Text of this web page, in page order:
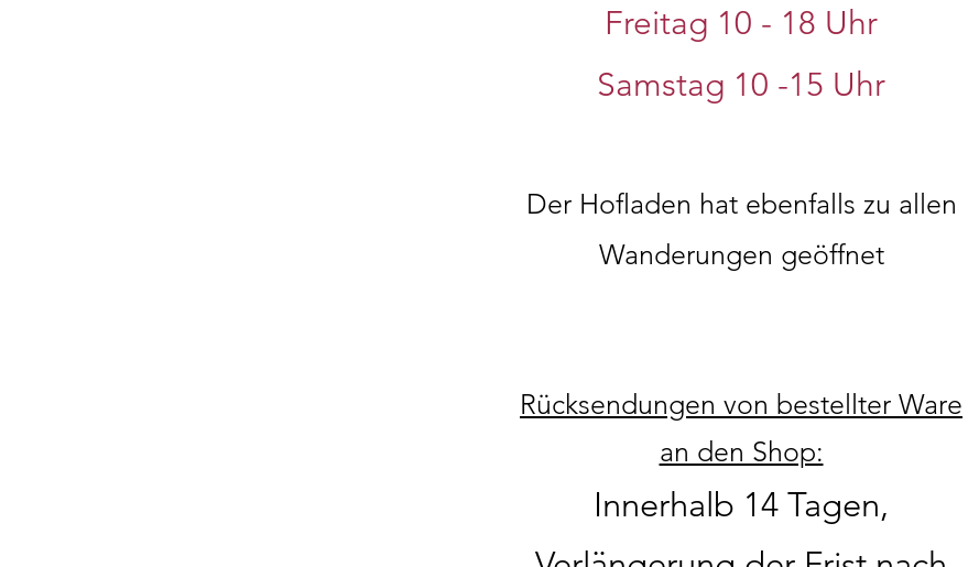
Freitag 10 - 18 Uhr
Samstag 10 -15 Uhr
Der Hofladen hat ebenfalls zu allen
Wanderungen geöffnet
Rücksendungen von bestellter Ware
an den Shop:
Innerhalb 14 Tagen,